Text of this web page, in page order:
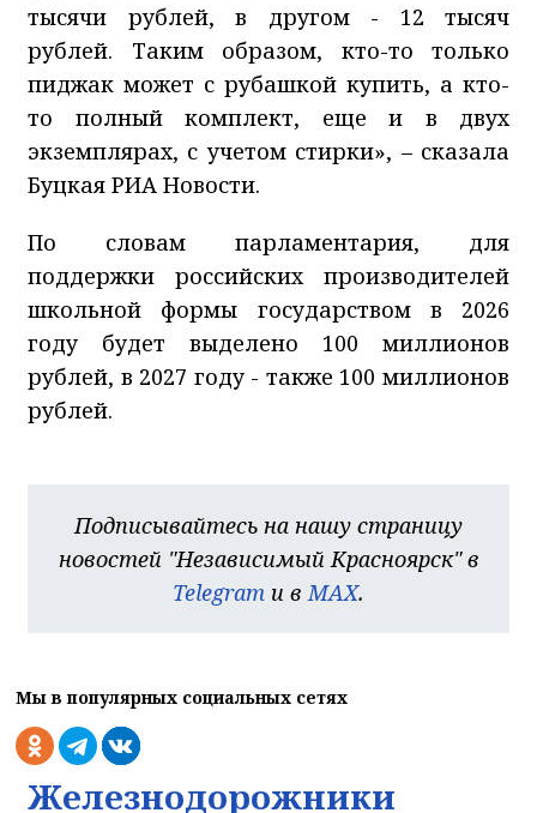
тысячи рублей, в другом - 12 тысяч
рублей. Таким образом, кто-то только
пиджак может с рубашкой купить, а кто-
то полный комплект, еще и в двух
экземплярах, с учетом стирки», – сказала
Буцкая РИА Новости.
По словам парламентария, для
поддержки российских производителей
школьной формы государством в 2026
году будет выделено 100 миллионов
рублей, в 2027 году - также 100 миллионов
рублей.
Подписывайтесь на нашу страницу
новостей "Независимый Красноярск" в
Telegram и в MAX.
Мы в популярных социальных сетях
Железнодорожники